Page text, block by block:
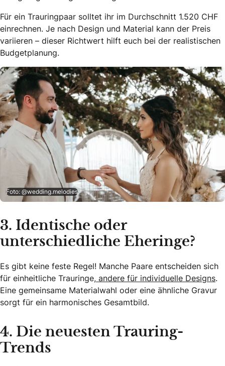
Für ein Trauringpaar solltet ihr im Durchschnitt 1.520 CHF
einrechnen. Je nach Design und Material kann der Preis
variieren – dieser Richtwert hilft euch bei der realistischen
Budgetplanung.
Foto: @wedding.melodies
3. Identische oder
unterschiedliche Eheringe?
Es gibt keine feste Regel! Manche Paare entscheiden sich
für einheitliche Trauringe, andere für individuelle Designs.
Eine gemeinsame Materialwahl oder eine ähnliche Gravur
sorgt für ein harmonisches Gesamtbild.
4. Die neuesten Trauring-
Trends